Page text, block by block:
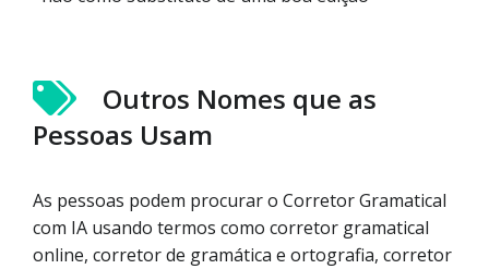
Outros Nomes que as
Pessoas Usam
As pessoas podem procurar o Corretor Gramatical
com IA usando termos como corretor gramatical
online, corretor de gramática e ortografia, corretor